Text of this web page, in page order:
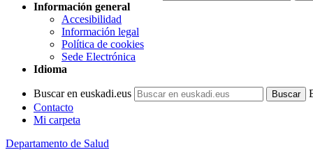
Información general
Accesibilidad
Información legal
Política de cookies
Sede Electrónica
Idioma
Buscar en euskadi.eus
Contacto
Mi carpeta
Departamento de Salud